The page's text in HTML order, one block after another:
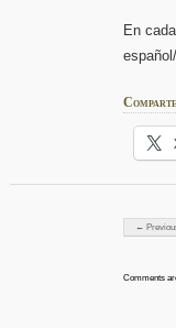
En
Post
←
Comments